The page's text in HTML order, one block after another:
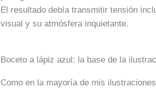
El resultado debía transmitir tensión
visual y su atmósfera inquietante.
Boceto a lápiz azul: la base de la
Como en la mayoría de mis